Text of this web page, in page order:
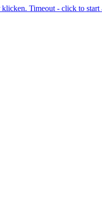
Timeout - click to start